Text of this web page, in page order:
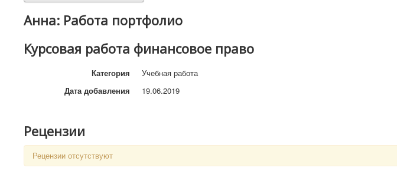
Анна: Работа портфолио
Курсовая работа финансовое право
Категория
Учебная работа
Дата добавления
19.06.2019
Рецензии
Рецензии отсутствуют